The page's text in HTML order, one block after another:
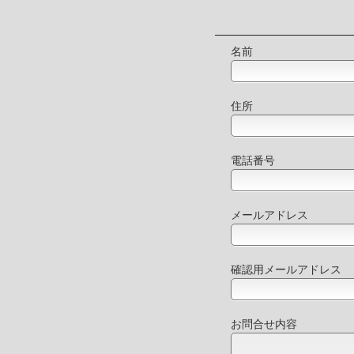
名前
住所
電話番号
メールアドレス
確認用メールアドレス
お問合せ内容